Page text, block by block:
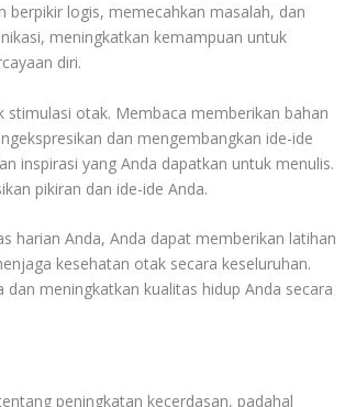
logis, memecahkan masalah, dan
meningkatkan kemampuan untuk
diri.
otak. Membaca memberikan bahan
dan mengembangkan ide-ide
inspirasi yang Anda dapatkan untuk menulis.
pikiran dan ide-ide Anda.
harian Anda, Anda dapat memberikan latihan
kesehatan otak secara keseluruhan.
meningkatkan kualitas hidup Anda secara
peningkatan kecerdasan, padahal